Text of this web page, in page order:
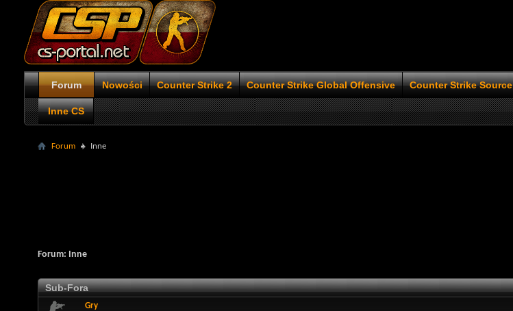
Forum Nowości Counter Strike 2 Counter Strike Global Offensive Counter Strike Source
Inne CS
Forum Inne
Forum: Inne
Sub-Fora
Gry